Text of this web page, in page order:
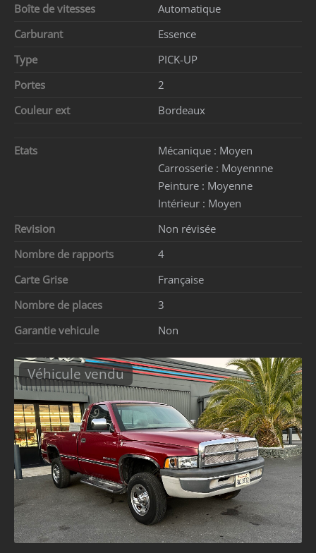
Boîte de vitesses
Automatique
Carburant
Essence
Type
PICK-UP
Portes
2
Couleur ext
Bordeaux
Etats Mécanique : Moyen
Carrosserie : Moyennne
Peinture : Moyenne
Intérieur : Moyen
Revision
Non révisée
Nombre de rapports
4
Carte Grise
Française
Nombre de places
3
Garantie vehicule
Non
Véhicule vendu